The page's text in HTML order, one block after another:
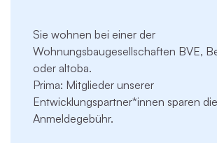
Sie wohnen bei einer der
Wohnungsbaugesellschaften BVE,
oder altoba.
Prima: Mitglieder unserer
Entwicklungspartner*innen sparen
Anmeldegebühr.